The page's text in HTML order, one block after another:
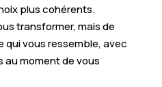
plus cohérents.
transformer, mais de
qui vous ressemble, avec
au moment de vous